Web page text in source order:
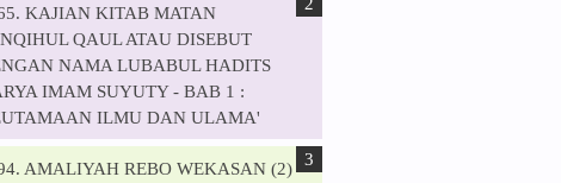
KAJIAN KITAB MATAN
QAUL ATAU DISEBUT
NAMA LUBABUL HADITS
IMAM SUYUTY - BAB 1 :
ILMU DAN ULAMA'
AMALIYAH REBO WEKASAN (2)